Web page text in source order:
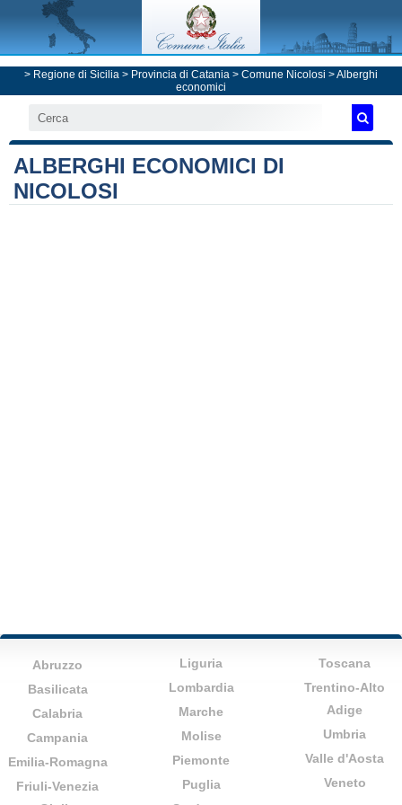
> Regione di Sicilia > Provincia di Catania > Comune Nicolosi > Alberghi
economici
ALBERGHI ECONOMICI DI
NICOLOSI
Abruzzo
Basilicata
Calabria
Campania
Emilia-Romagna
Friuli-Venezia
Liguria
Lombardia
Marche
Molise
Piemonte
Puglia
Toscana
Trentino-Alto
Adige
Umbria
Valle d'Aosta
Veneto